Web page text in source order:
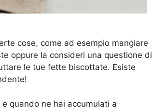
cose, come ad esempio mangiare
oppure la consideri una questione di
le tue fette biscottate. Esiste
quando ne hai accumulati a